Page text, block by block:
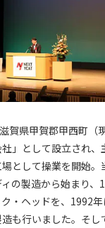
賀県甲賀郡甲西町（
社」として設立され
として操業を開始。
の製造から始まり
・ヘッドを、1992
も行いました。そし